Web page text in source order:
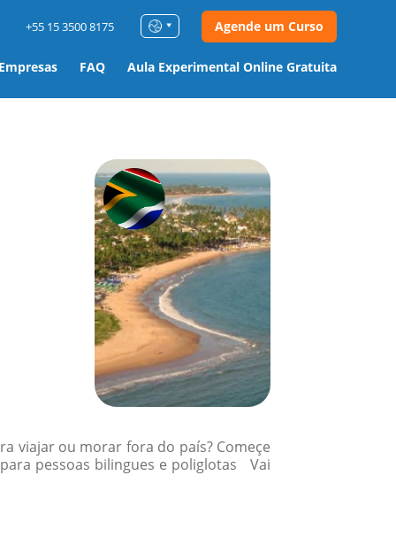
FAQ Aula Experimental Online Gratuita
+55 15 3500 8175 Agende um Curso
viajar ou morar fora do país? Começe
pessoas bilingues e poliglotas Vai